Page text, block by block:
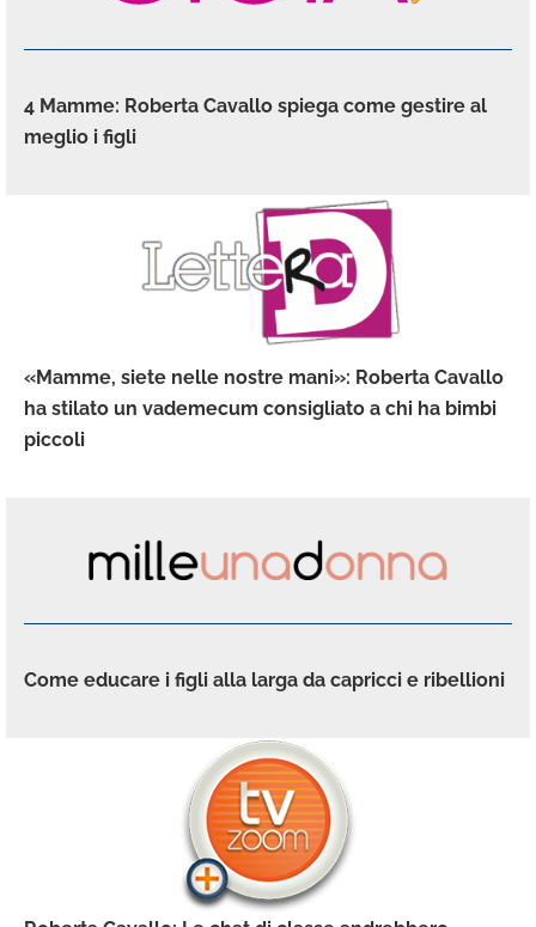
4 Mamme: Roberta Cavallo spiega come gestire al
meglio i figli
«Mamme, siete nelle nostre mani»: Roberta Cavallo
ha stilato un vademecum consigliato a chi ha bimbi
piccoli
Come educare i figli alla larga da capricci e ribellioni